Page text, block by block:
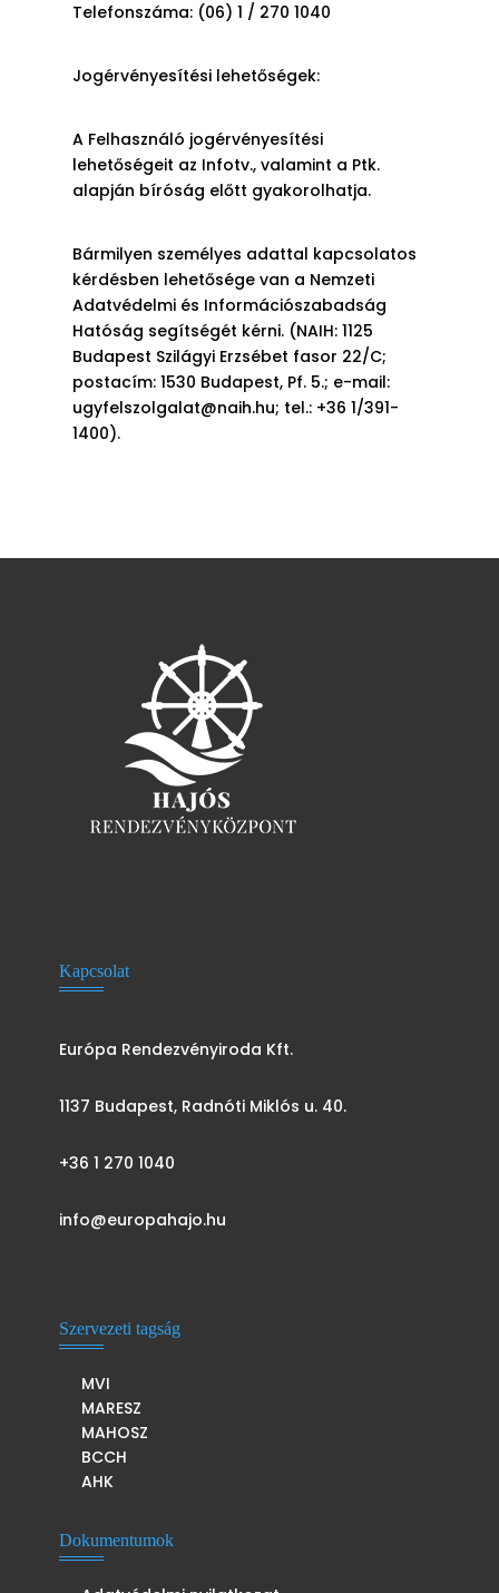
Telefonszáma: (06) 1 / 270 1040
Jogérvényesítési lehetőségek:
A Felhasználó jogérvényesítési
lehetőségeit az Infotv., valamint a Ptk.
alapján bíróság előtt gyakorolhatja.
Bármilyen személyes adattal kapcsolatos
kérdésben lehetősége van a Nemzeti
Adatvédelmi és Információszabadság
Hatóság segítségét kérni. (NAIH: 1125
Budapest Szilágyi Erzsébet fasor 22/C;
postacím: 1530 Budapest, Pf. 5.; e-mail:
ugyfelszolgalat@naih.hu; tel.: +36 1/391-
1400).
Kapcsolat
Európa Rendezvényiroda Kft.
1137 Budapest, Radnóti Miklós u. 40.
+36 1 270 1040
info@europahajo.hu
Szervezeti tagság
MVI
MARESZ
MAHOSZ
BCCH
AHK
Dokumentumok